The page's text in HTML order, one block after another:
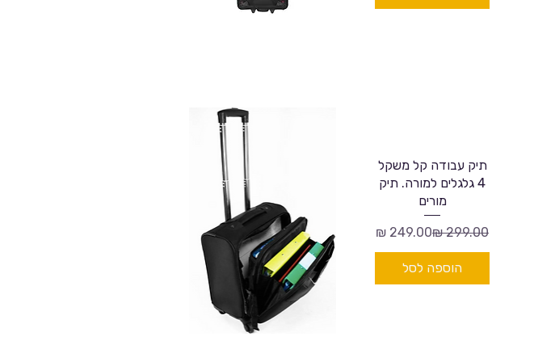
תיק עבודה קל משקל
4 גלגלים למורה. תיק
מורים
מחיר רגיל
מחיר מבצע
הוספה לסל